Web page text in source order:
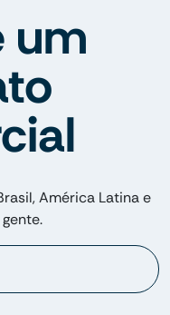
um
América Latina e